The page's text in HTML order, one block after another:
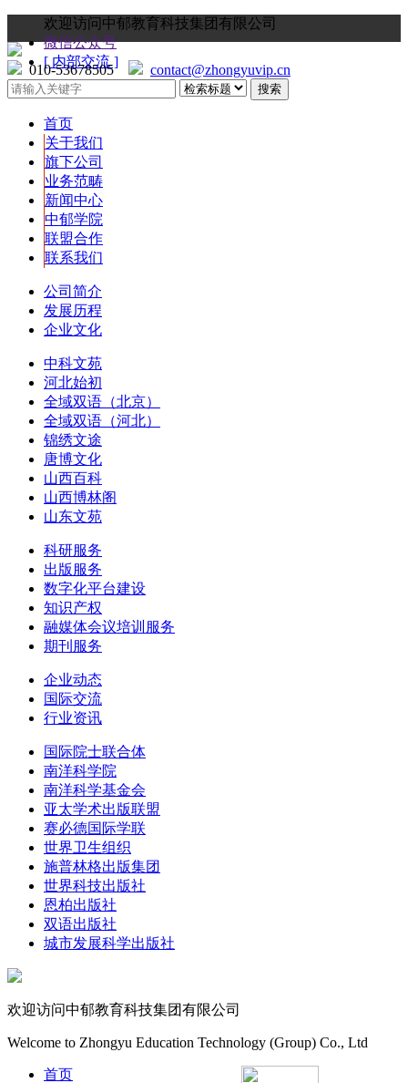
欢迎访问中郁教育科技集团有限公司
微信公众号
[ 内部交流 ]
010-53678505 contact@zhongyuvip.cn
首页
关于我们
旗下公司
业务范畴
新闻中心
中郁学院
联盟合作
联系我们
公司简介
发展历程
企业文化
中科文苑
河北始初
全域双语（北京）
全域双语（河北）
锦绣文途
唐博文化
山西百科
山西博林阁
山东文苑
科研服务
出版服务
数字化平台建设
知识产权
融媒体会议培训服务
期刊服务
企业动态
国际交流
行业资讯
国际院士联合体
南洋科学院
南洋科学基金会
亚太学术出版联盟
赛必德国际学联
世界卫生组织
施普林格出版集团
世界科技出版社
恩柏出版社
双语出版社
城市发展科学出版社
欢迎访问中郁教育科技集团有限公司
Welcome to Zhongyu Education Technology (Group) Co., Ltd
首页